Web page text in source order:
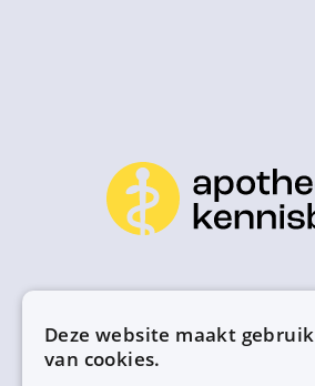
Deze website maakt gebruik
van cookies.